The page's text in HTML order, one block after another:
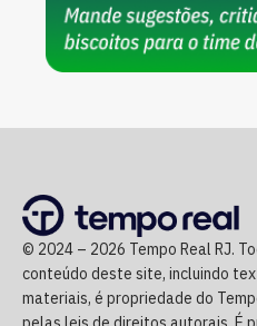
© 2024 – 2026 Tempo Real RJ.
conteúdo deste site, incluindo
materiais, é propriedade do